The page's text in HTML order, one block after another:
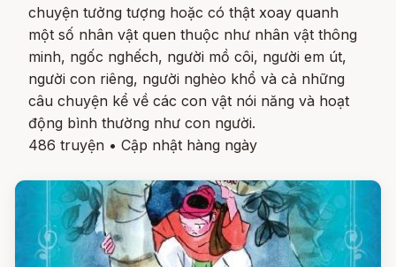
chuyện tưởng tượng hoặc có thật xoay quanh
một số nhân vật quen thuộc như nhân vật thông
minh, ngốc nghếch, người mồ côi, người em út,
người con riêng, người nghèo khổ và cả những
câu chuyện kể về các con vật nói năng và hoạt
động bình thường như con người.
486 truyện • Cập nhật hàng ngày